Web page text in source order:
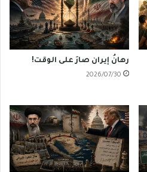
رهانُ إيران صارَ على الوقت!
2026/07/30